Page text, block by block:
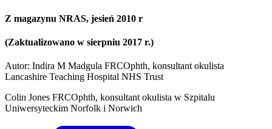
Z magazynu NRAS, jesień 2010 r
(Zaktualizowano w sierpniu 2017 r.)
Autor: Indira M Madgula FRCOphth, konsultant okulista
Lancashire Teaching Hospital NHS Trust
Colin Jones FRCOphth, konsultant okulista w Szpitalu
Uniwersyteckim Norfolk i Norwich